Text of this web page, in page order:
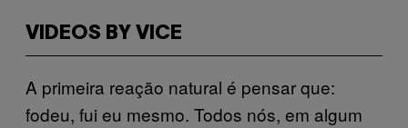
VIDEOS BY VICE
A primeira reação natural é pensar que:
fodeu, fui eu mesmo. Todos nós, em algum